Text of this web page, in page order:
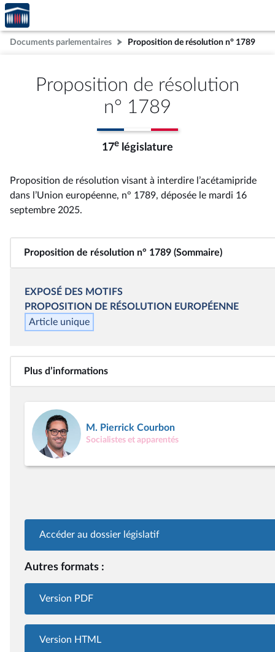
Aller au contenu
Aller en bas de la page
Accèder
à la
page
d'accueil
Documents parlementaires Proposition de résolution n° 1789
Proposition de résolution
n° 1789
17e législature
Proposition de résolution visant à interdire l’acétamipride
dans l’Union européenne, n° 1789, déposée le mardi 16
septembre 2025.
Proposition de résolution n° 1789 (Sommaire)
EXPOSÉ DES MOTIFS
PROPOSITION DE RÉSOLUTION EUROPÉENNE
Article unique
Plus d’informations
M. Pierrick Courbon
Socialistes et apparentés
Accéder au dossier législatif
Autres formats :
Version PDF
Version HTML